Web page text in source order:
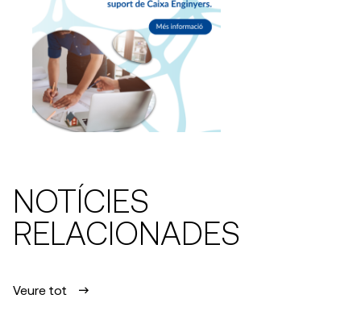
NOTÍCIES
RELACIONADES
Veure tot